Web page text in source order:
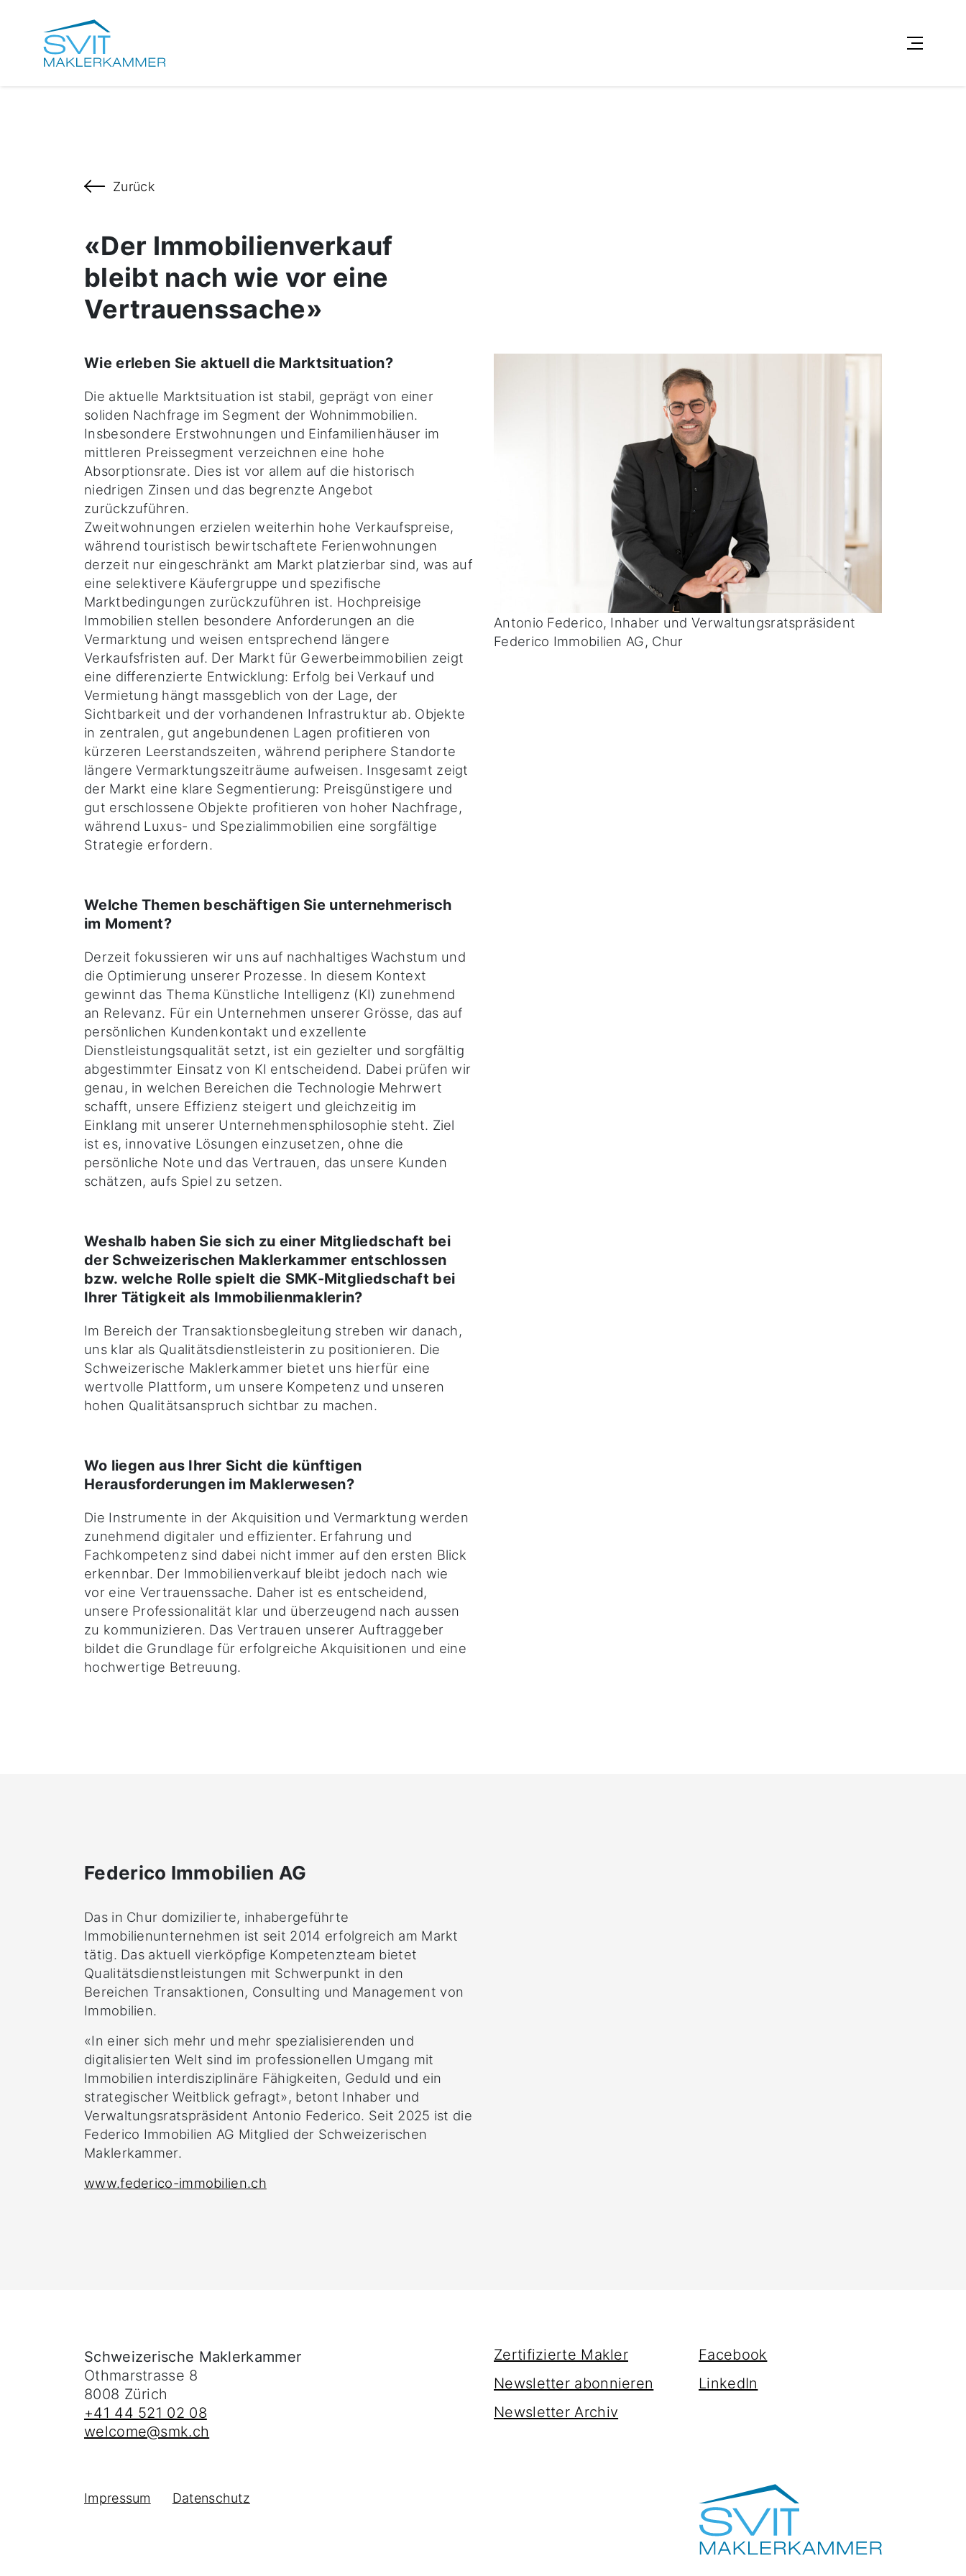
Zurück
«Der Immobilienverkauf
bleibt nach wie vor eine
Vertrauenssache»
Wie erleben Sie aktuell die Marktsituation?
Die aktuelle Marktsituation ist stabil, geprägt von einer
soliden Nachfrage im Segment der Wohnimmobilien.
Insbesondere Erstwohnungen und Einfamilienhäuser im
mittleren Preissegment verzeichnen eine hohe
Absorptionsrate. Dies ist vor allem auf die historisch
niedrigen Zinsen und das begrenzte Angebot
zurückzuführen.
Zweitwohnungen erzielen weiterhin hohe Verkaufspreise,
während touristisch bewirtschaftete Ferienwohnungen
derzeit nur eingeschränkt am Markt platzierbar sind, was auf
eine selektivere Käufergruppe und spezifische
Marktbedingungen zurückzuführen ist. Hochpreisige
Immobilien stellen besondere Anforderungen an die
Vermarktung und weisen entsprechend längere
Verkaufsfristen auf. Der Markt für Gewerbeimmobilien zeigt
eine differenzierte Entwicklung: Erfolg bei Verkauf und
Vermietung hängt massgeblich von der Lage, der
Sichtbarkeit und der vorhandenen Infrastruktur ab. Objekte
in zentralen, gut angebundenen Lagen profitieren von
kürzeren Leerstandszeiten, während periphere Standorte
längere Vermarktungszeiträume aufweisen. Insgesamt zeigt
der Markt eine klare Segmentierung: Preisgünstigere und
gut erschlossene Objekte profitieren von hoher Nachfrage,
während Luxus- und Spezialimmobilien eine sorgfältige
Strategie erfordern.
Welche Themen beschäftigen Sie unternehmerisch
im Moment?
Derzeit fokussieren wir uns auf nachhaltiges Wachstum und
die Optimierung unserer Prozesse. In diesem Kontext
gewinnt das Thema Künstliche Intelligenz (KI) zunehmend
an Relevanz. Für ein Unternehmen unserer Grösse, das auf
persönlichen Kundenkontakt und exzellente
Dienstleistungsqualität setzt, ist ein gezielter und sorgfältig
abgestimmter Einsatz von KI entscheidend. Dabei prüfen wir
genau, in welchen Bereichen die Technologie Mehrwert
schafft, unsere Effizienz steigert und gleichzeitig im
Einklang mit unserer Unternehmensphilosophie steht. Ziel
ist es, innovative Lösungen einzusetzen, ohne die
persönliche Note und das Vertrauen, das unsere Kunden
schätzen, aufs Spiel zu setzen.
Weshalb haben Sie sich zu einer Mitgliedschaft bei
der Schweizerischen Maklerkammer entschlossen
bzw. welche Rolle spielt die SMK-Mitgliedschaft bei
Ihrer Tätigkeit als Immobilienmaklerin?
Im Bereich der Transaktionsbegleitung streben wir danach,
uns klar als Qualitätsdienstleisterin zu positionieren. Die
Schweizerische Maklerkammer bietet uns hierfür eine
wertvolle Plattform, um unsere Kompetenz und unseren
hohen Qualitätsanspruch sichtbar zu machen.
Wo liegen aus Ihrer Sicht die künftigen
Herausforderungen im Maklerwesen?
Die Instrumente in der Akquisition und Vermarktung werden
zunehmend digitaler und effizienter. Erfahrung und
Fachkompetenz sind dabei nicht immer auf den ersten Blick
erkennbar. Der Immobilienverkauf bleibt jedoch nach wie
vor eine Vertrauenssache. Daher ist es entscheidend,
unsere Professionalität klar und überzeugend nach aussen
zu kommunizieren. Das Vertrauen unserer Auftraggeber
bildet die Grundlage für erfolgreiche Akquisitionen und eine
hochwertige Betreuung.
Antonio Federico, Inhaber und Verwaltungsratspräsident
Federico Immobilien AG, Chur
Federico Immobilien AG
Das in Chur domizilierte, inhabergeführte
Immobilienunternehmen ist seit 2014 erfolgreich am Markt
tätig. Das aktuell vierköpfige Kompetenzteam bietet
Qualitätsdienstleistungen mit Schwerpunkt in den
Bereichen Transaktionen, Consulting und Management von
Immobilien.
«In einer sich mehr und mehr spezialisierenden und
digitalisierten Welt sind im professionellen Umgang mit
Immobilien interdisziplinäre Fähigkeiten, Geduld und ein
strategischer Weitblick gefragt», betont Inhaber und
Verwaltungsratspräsident Antonio Federico. Seit 2025 ist die
Federico Immobilien AG Mitglied der Schweizerischen
Maklerkammer.
www.federico-immobilien.ch
Schweizerische Maklerkammer
Othmarstrasse 8
8008 Zürich
+41 44 521 02 08
welcome@smk.ch
Zertifizierte Makler
Newsletter abonnieren
Newsletter Archiv
Facebook
LinkedIn
Impressum Datenschutz